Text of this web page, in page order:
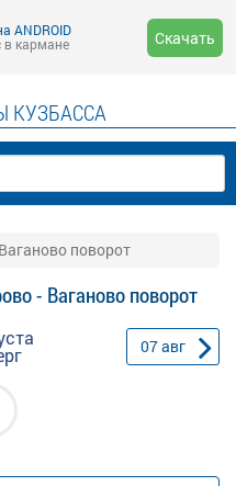
ANDROID
в кармане
Скачать
КУЗБАССА
поворот
- Ваганово поворот
07авг